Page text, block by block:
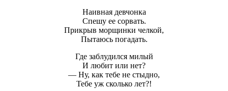
Наивная девчонка
Спешу ее сорвать.
Прикрыв морщинки челкой,
Пытаюсь погадать.
Где заблудился милый
И любит или нет?
— Ну, как тебе не стыдно,
Тебе уж сколько лет?!